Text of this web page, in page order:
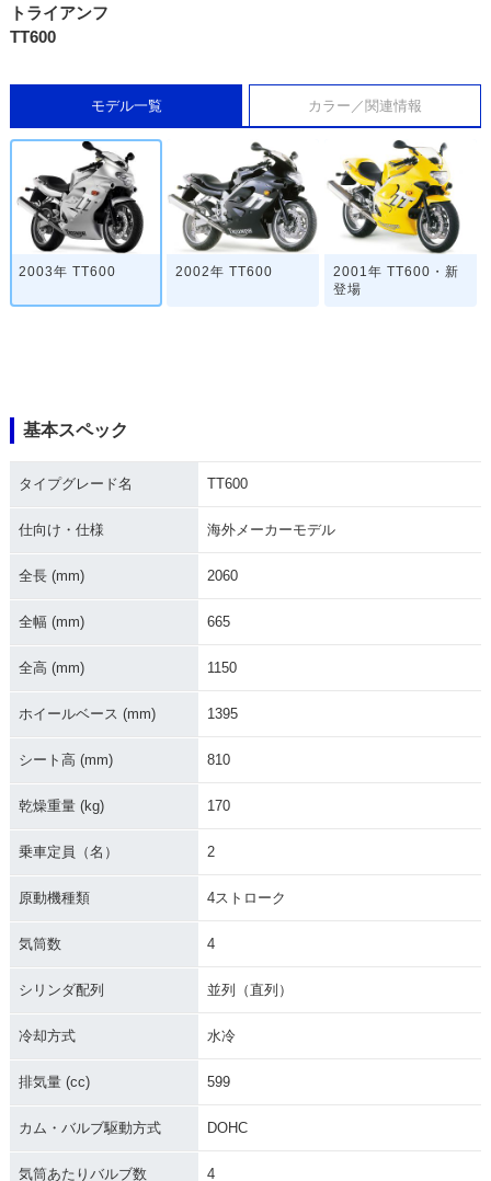
トライアンフ
TT600
モデル一覧 カラー／関連情報
2003年 TT600 2002年 TT600
2001年 TT600・新
登場
基本スペック
タイプグレード名 TT600
仕向け・仕様 海外メーカーモデル
全長 (mm) 2060
全幅 (mm) 665
全高 (mm) 1150
ホイールベース (mm) 1395
シート高 (mm) 810
乾燥重量 (kg) 170
乗車定員（名） 2
原動機種類 4ストローク
気筒数 4
シリンダ配列 並列（直列）
冷却方式 水冷
排気量 (cc) 599
カム・バルブ駆動方式 DOHC
気筒あたりバルブ数 4